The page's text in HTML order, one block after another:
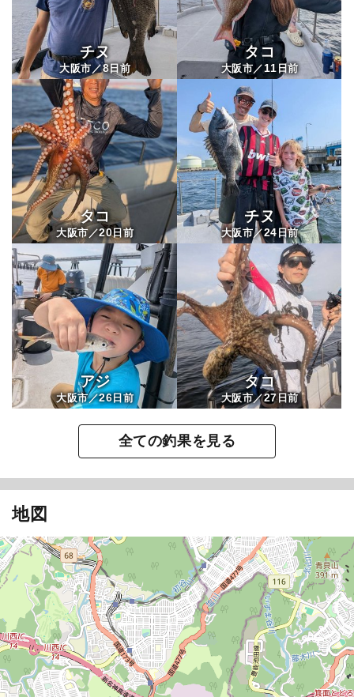
チヌ
大阪市／8日前
タコ
大阪市／11日前
タコ
大阪市／20日前
チヌ
大阪市／24 日前
アジ
大阪市／26日前
タコ
大阪市／27日前
全ての釣果を見る
地図